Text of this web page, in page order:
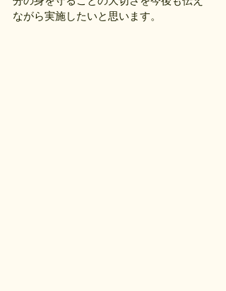
ながら実施したいと思います。